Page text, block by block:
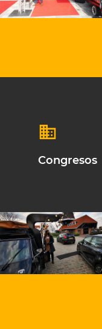
Congresos